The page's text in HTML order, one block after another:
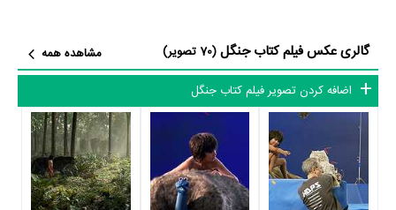
بازیگران فیلم کتاب جنگل چه کسانی هستند؟ در کتاب جنگل بازیگرانی چون
Neel Sethiدر نقش Mowgli، بیل مورایدر نقش Baloo (voice)،
بن
کینگزلیدر نقش Bagheera (voice)، ادریس البا
(voice)،
لوپیتا نیونگو اسکارلت جوهانسوندر
نقش Kaa (voice) و
جیانکارلو اسپوزیتو
در نقش Akela (voice) به ایفای
نقش و بازیگری پرداخته‌اند. در فیلم کتاب جنگل حدود 29 بازیگر جلوی دوربین
رفته‌اند که از نظر تعداد بازیگران می‌توان کتاب جنگل را یک اثر بزرگ، پربازیگر و
گالری عکس فیلم کتاب جنگل(70 تصویر)
مشاهده همه
اضافه کردن تصویر فیلم کتاب جنگل